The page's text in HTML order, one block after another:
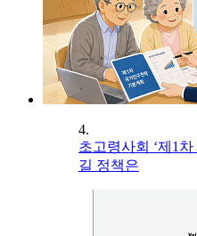
4.
초고령사회 ‘제1
길 정책은